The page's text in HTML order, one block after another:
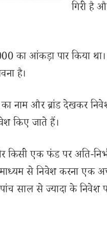
गिरी है
आंकड़ा पार किया था।
है।
नाम और ब्रांड देखकर
किए जाते हैं।
एक फंड पर अति-
से निवेश करना एक
साल से ज्यादा के निवेश